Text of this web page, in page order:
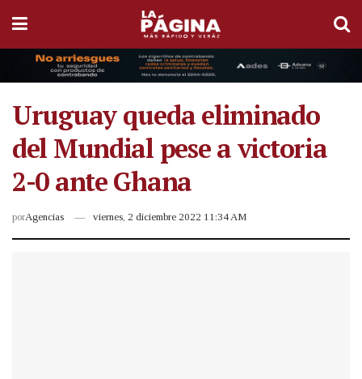
Uruguay queda eliminado
del Mundial pese a victoria
2-0 ante Ghana
porAgencias viernes, 2 diciembre 2022 11:34 AM